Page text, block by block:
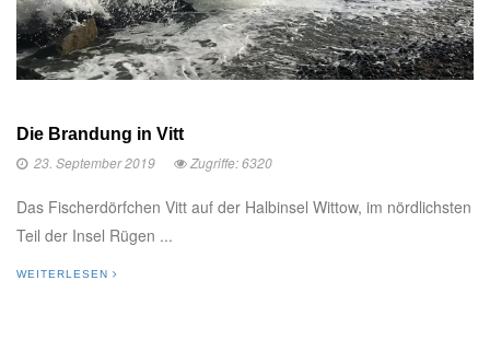
Die Brandung in Vitt
23. September 2019
Zugriffe: 6320
Das Fischerdörfchen Vitt auf der Halbinsel Wittow, im nördlichsten
Teil der Insel Rügen ...
WEITERLESEN